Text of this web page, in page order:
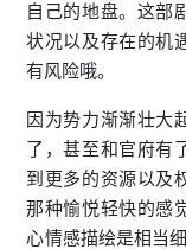
自己的地盘。这部
状况以及存在的机
有风险哦。
因为势力渐渐壮大
了，甚至和官府有
到更多的资源以及
那种愉悦轻快的感
心情感描绘是相当